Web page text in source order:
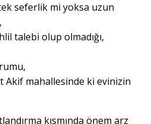
seferlik mi yoksa uzun
talebi olup olmadığı,
Akif mahallesinde ki evinizin
kısmında önem arz